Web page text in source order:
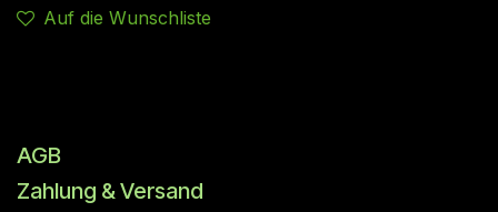
Auf die Wunschliste
AGB
Zahlung & Versand